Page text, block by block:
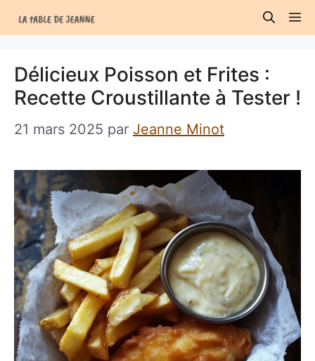
au
Délicieux Poisson et Frites :
Recette Croustillante à Tester !
21 mars 2025 par Jeanne Minot